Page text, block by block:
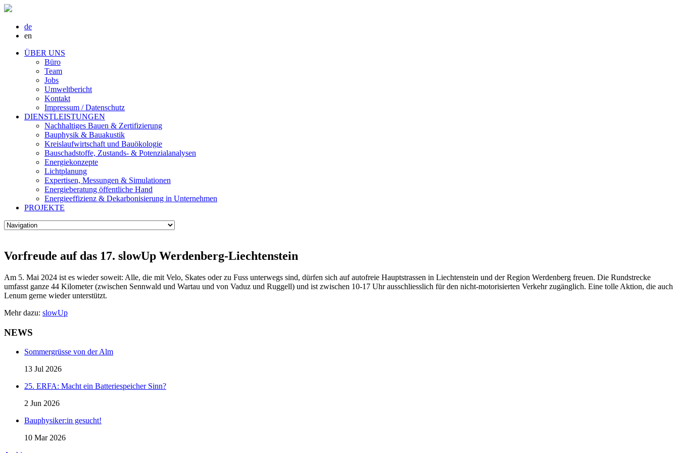
de
en
ÜBER UNS
Büro
Team
Jobs
Umweltbericht
Kontakt
Impressum / Datenschutz
DIENSTLEISTUNGEN
Nachhaltiges Bauen & Zertifizierung
Bauphysik & Bauakustik
Kreislaufwirtschaft und Bauökologie
Bauschadstoffe, Zustands- & Potenzialanalysen
Energiekonzepte
Lichtplanung
Expertisen, Messungen & Simulationen
Energieberatung öffentliche Hand
Energieeffizienz & Dekarbonisierung in Unternehmen
PROJEKTE
Vorfreude auf das 17. slowUp Werdenberg-Liechtenstein
Am 5. Mai 2024 ist es wieder soweit: Alle, die mit Velo, Skates oder zu Fuss unterwegs sind, dürfen sich auf autofreie Hauptstrassen in Liechtenstein und der Region Werdenberg freuen. Die Rundstrecke
umfasst ganze 44 Kilometer (zwischen Sennwald und Wartau und von Vaduz und Ruggell) und ist zwischen 10-17 Uhr ausschliesslich für den nicht-motorisierten Verkehr zugänglich. Eine tolle Aktion, die auch
Lenum gerne wieder unterstützt.
Mehr dazu: slowUp
NEWS
Sommergrüsse von der Alm
13 Jul 2026
25. ERFA: Macht ein Batteriespeicher Sinn?
2 Jun 2026
Bauphysiker:in gesucht!
10 Mar 2026